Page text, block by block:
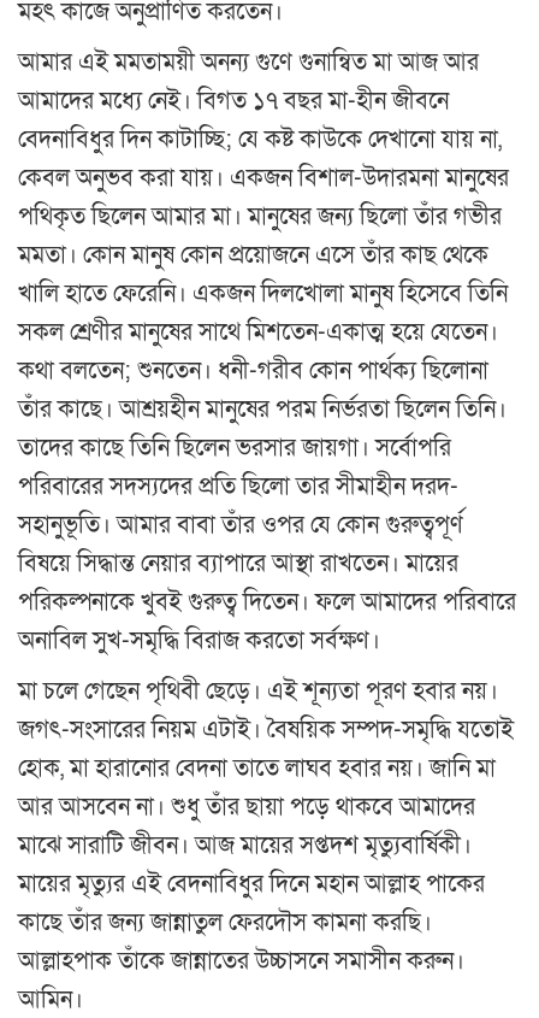
মহৎ কাজে অনুপ্রাণিত করতেন।
আমার এই মমতাময়ী অনন্য গুণে গুনান্বিত মা আজ আর
আমাদের মধ্যে নেই। বিগত ১৭ বছর মা-হীন জীবনে
বেদনাবিধুর দিন কাটাচ্ছি; যে কষ্ট কাউকে দেখানো যায় না,
কেবল অনুভব করা যায়। একজন বিশাল-উদারমনা মানুষের
পথিকৃত ছিলেন আমার মা। মানুষের জন্য ছিলো তাঁর গভীর
মমতা। কোন মানুষ কোন প্রয়োজনে এসে তাঁর কাছ থেকে
খালি হাতে ফেরেনি। একজন দিলখোলা মানুষ হিসেবে তিনি
সকল শ্রেণীর মানুষের সাথে মিশতেন-একাত্ম হয়ে যেতেন।
কথা বলতেন; শুনতেন। ধনী-গরীব কোন পার্থক্য ছিলোনা
তাঁর কাছে। আশ্রয়হীন মানুষের পরম নির্ভরতা ছিলেন তিনি।
তাদের কাছে তিনি ছিলেন ভরসার জায়গা। সর্বোপরি
পরিবারের সদস্যদের প্রতি ছিলো তার সীমাহীন দরদ-
সহানুভূতি। আমার বাবা তাঁর ওপর যে কোন গুরুত্বপূর্ণ
বিষয়ে সিদ্ধান্ত নেয়ার ব্যাপারে আস্থা রাখতেন। মায়ের
পরিকল্পনাকে খুবই গুরুত্ব দিতেন। ফলে আমাদের পরিবারে
অনাবিল সুখ-সমৃদ্ধি বিরাজ করতো সর্বক্ষণ।
মা চলে গেছেন পৃথিবী ছেড়ে। এই শূন্যতা পূরণ হবার নয়।
জগৎ-সংসারের নিয়ম এটাই। বৈষয়িক সম্পদ-সমৃদ্ধি যতোই
হোক, মা হারানোর বেদনা তাতে লাঘব হবার নয়। জানি মা
আর আসবেন না। শুধু তাঁর ছায়া পড়ে থাকবে আমাদের
মাঝে সারাটি জীবন। আজ মায়ের সপ্তদশ মৃত্যুবার্ষিকী।
মায়ের মৃত্যুর এই বেদনাবিধুর দিনে মহান আল্লাহ পাকের
কাছে তাঁর জন্য জান্নাতুল ফেরদৌস কামনা করছি।
আল্লাহপাক তাঁকে জান্নাতের উচ্চাসনে সমাসীন করুন।
আমিন।